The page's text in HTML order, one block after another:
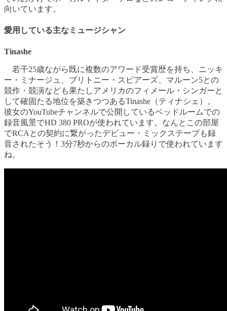
向いています。
愛用している主なミュージシャン
Tinashe
若干25歳ながら既に複数のアワード受賞歴を持ち、ニッキ
ー・ミナージュ、ブリトニー・スピアーズ、マルーン5との
競作・競演なども果たしアメリカのフィメール・シンガーと
して確固たる地位を築きつつあるTinashe（ティナシェ）。
彼女のYouTubeチャンネルで公開しているベッドルームでの
録音風景でHD 380 PROが使われています。なんとこの部屋
でRCAとの契約に繋がったデビュー・ミックステープも録
音されたそう！3分7秒からのボーカル録りで使われています
ね。